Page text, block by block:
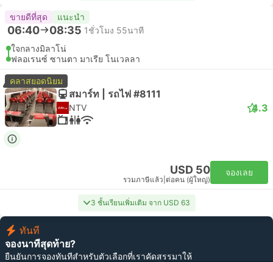
ขายดีที่สุด แนะนำ
06:40 08:35 1ชั่วโมง 55นาที
ใจกลางมิลาโน่
ฟลอเรนซ์ ซานตา มาเรีย โนเวลลา
คลาสยอดนิยม
สมาร์ท | รถไฟ #8111
NTV 4.3
USD 50
รวมภาษีแล้ว ต่อคน (ผู้ใหญ่)
จองเลย
3 ชั้นเรียนเพิ่มเติม จาก USD 63
ทันที
จองนาทีสุดท้าย?
ยืนยันการจองทันทีสำหรับตัวเลือกที่เราคัดสรรมาให้